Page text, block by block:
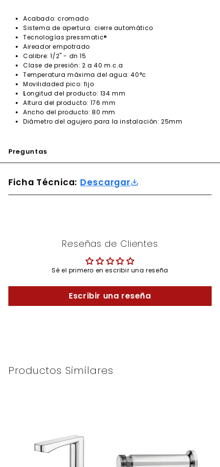
Acabado: cromado
Sistema de apertura: cierre automático
Tecnologías:pressmatic®
Aireador empotrado
Calibre: 1/2" - dn 15
Clase de presión: 2 a 40 m.c.a
Temperatura máxima del agua: 40°c
Movilidaded pico: fijo
Longitud del producto: 134 mm
Altura del producto: 176 mm
Ancho del producto: 80 mm
Diámetro del agujero para la instalación: 25mm
Preguntas
Ficha Técnica: Descargar
Reseñas de Clientes
Sé el primero en escribir una reseña
Escribir una reseña
Productos Similares